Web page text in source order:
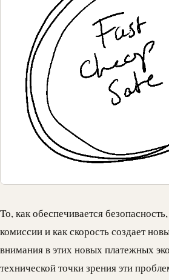
То, как обеспечивается
комиссии и как скорость создает
внимания в этих новых платежных
технической точки зрения эти